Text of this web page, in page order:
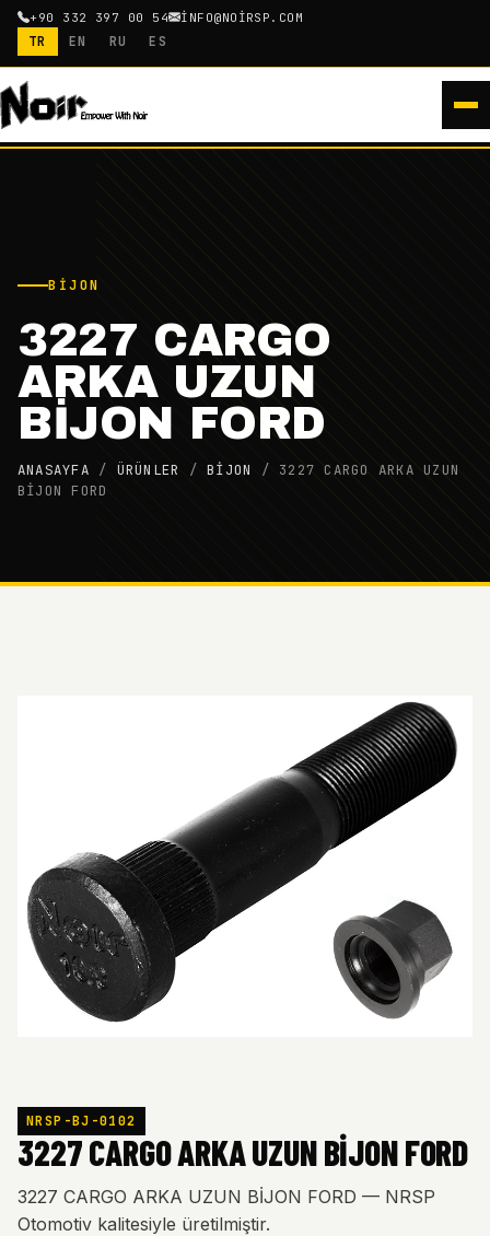
+90 332 397 00 54 INFO@NOIRSP.COM
TR EN RU ES
BIJON
3227 CARGO
ARKA UZUN
BİJON FORD
ANASAYFA / ÜRÜNLER /BIJON / 3227 CARGO ARKA UZUN
BİJON FORD
NRSP-BJ-0102
3227 CARGO ARKA UZUN BİJON FORD
3227 CARGO ARKA UZUN BİJON FORD — NRSP
Otomotiv kalitesiyle üretilmiştir.